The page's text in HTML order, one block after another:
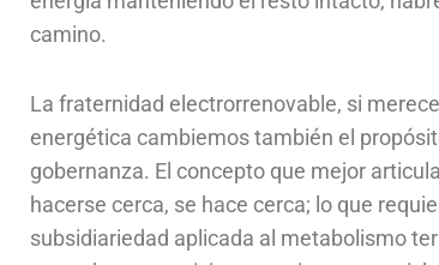
camino.
La fraternidad electrorrenovable, si
energética cambiemos también el
gobernanza. El concepto que mejor
hacerse cerca, se hace cerca; lo que
subsidiariedad aplicada al metabolismo